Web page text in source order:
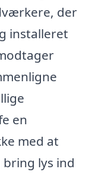
der
installeret
en
med at
lys ind